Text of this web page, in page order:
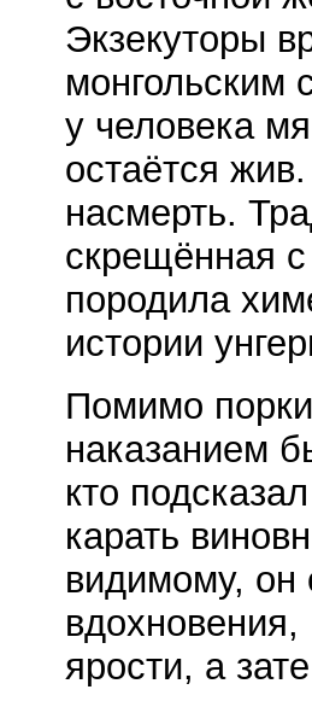
Экзекуторы
монгольским
у человека
остаётся
насмерть.
скрещённая с
породила
истории
Помимо
наказанием
кто
карать
видимому, он
ярости, а